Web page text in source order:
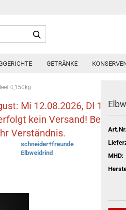
GETRÄNKE
0,150kg
Mi 12.08.2026, DI
kein Versand!
Verständnis.
schneider+freunde
Elbweidrind
MHD: